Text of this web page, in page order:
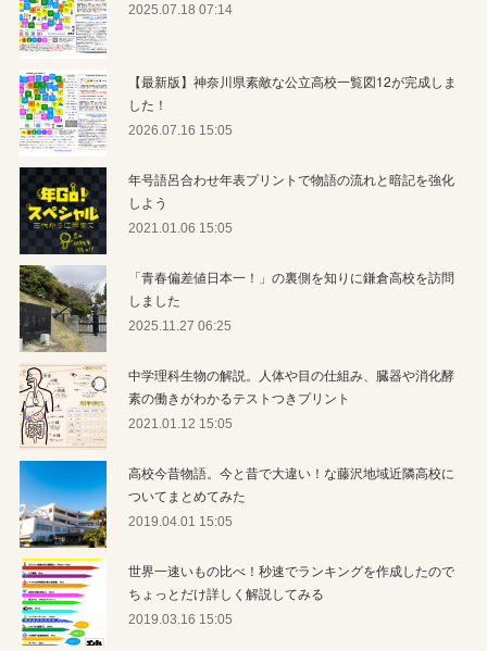
2025.07.18 07:14
【最新版】神奈川県素敵な公立高校一覧図12が完成しま
した！
2026.07.16 15:05
年号語呂合わせ年表プリントで物語の流れと暗記を強化
しよう
2021.01.06 15:05
「青春偏差値日本一！」の裏側を知りに鎌倉高校を訪問
しました
2025.11.27 06:25
中学理科生物の解説。人体や目の仕組み、臓器や消化酵
素の働きがわかるテストつきプリント
2021.01.12 15:05
高校今昔物語。今と昔で大違い！な藤沢地域近隣高校に
ついてまとめてみた
2019.04.01 15:05
世界一速いもの比べ！秒速でランキングを作成したので
ちょっとだけ詳しく解説してみる
2019.03.16 15:05